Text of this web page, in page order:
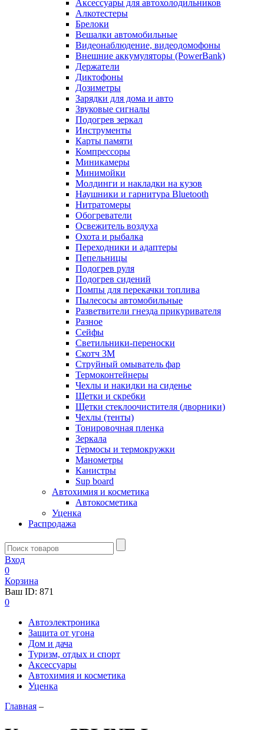
Аксессуары для автохолодильников
Алкотестеры
Брелоки
Вешалки автомобильные
Видеонаблюдение, видеодомофоны
Внешние аккумуляторы (PowerBank)
Держатели
Диктофоны
Дозиметры
Зарядки для дома и авто
Звуковые сигналы
Подогрев зеркал
Инструменты
Карты памяти
Компрессоры
Миникамеры
Минимойки
Молдинги и накладки на кузов
Наушники и гарнитура Bluetooth
Нитратомеры
Обогреватели
Освежитель воздуха
Охота и рыбалка
Переходники и адаптеры
Пепельницы
Подогрев руля
Подогрев сидений
Помпы для перекачки топлива
Пылесосы автомобильные
Разветвители гнезда прикуривателя
Разное
Сейфы
Светильники-переноски
Скотч 3М
Струйный омыватель фар
Термоконтейнеры
Чехлы и накидки на сиденье
Щетки и скребки
Щетки стеклоочистителя (дворники)
Чехлы (тенты)
Тонировочная пленка
Зеркалa
Термосы и термокружки
Манометры
Канистры
Sup board
Автохимия и косметика
Автокосметика
Уценка
Распродажа
Вход
0
Корзина
Ваш ID: 871
0
Автоэлектроника
Защита от угона
Дом и дача
Туризм, отдых и спорт
Аксессуары
Автохимия и косметика
Уценка
Главная –